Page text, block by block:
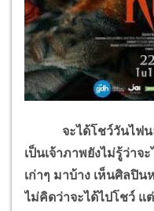
จะได้โชว์วันไฟนอล
เป็นเจ้าภาพยังไม่รู้ว่าจ
เก่าๆ มาบ้าง เห็นศิลปิ
ไม่คิดว่าจะได้ไปโชว์ แ